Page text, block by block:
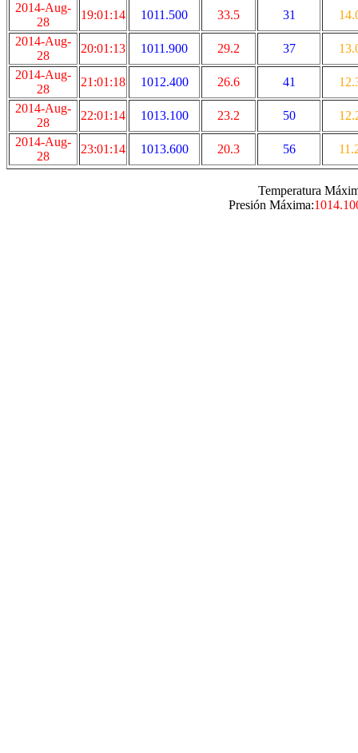
2014-Aug-
28
19:01:14 1011.500 33.5 31
2014-Aug-
28
20:01:13 1011.900 29.2 37
2014-Aug-
28
21:01:18 1012.400 26.6 41
2014-Aug-
28
22:01:14 1013.100 23.2 50
2014-Aug-
28
23:01:14 1013.600 20.3 56
Temperatura
Presión Máxima: